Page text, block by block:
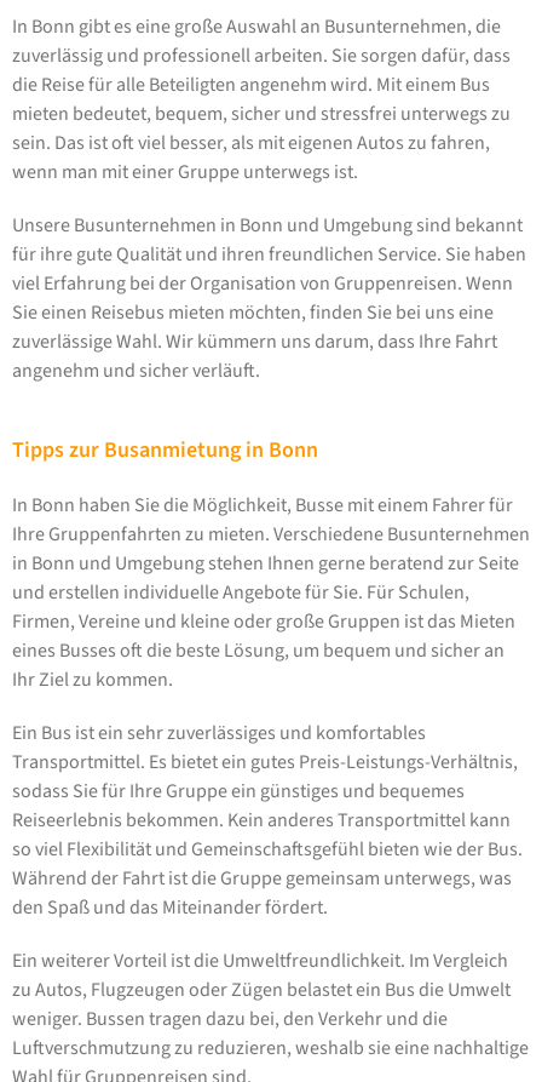
In Bonn gibt es eine große Auswahl an Busunternehmen, die
zuverlässig und professionell arbeiten. Sie sorgen dafür, dass
die Reise für alle Beteiligten angenehm wird. Mit einem Bus
mieten bedeutet, bequem, sicher und stressfrei unterwegs zu
sein. Das ist oft viel besser, als mit eigenen Autos zu fahren,
wenn man mit einer Gruppe unterwegs ist.
Unsere Busunternehmen in Bonn und Umgebung sind bekannt
für ihre gute Qualität und ihren freundlichen Service. Sie haben
viel Erfahrung bei der Organisation von Gruppenreisen. Wenn
Sie einen Reisebus mieten möchten, finden Sie bei uns eine
zuverlässige Wahl. Wir kümmern uns darum, dass Ihre Fahrt
angenehm und sicher verläuft.
Tipps zur Busanmietung in Bonn
In Bonn haben Sie die Möglichkeit, Busse mit einem Fahrer für
Ihre Gruppenfahrten zu mieten. Verschiedene Busunternehmen
in Bonn und Umgebung stehen Ihnen gerne beratend zur Seite
und erstellen individuelle Angebote für Sie. Für Schulen,
Firmen, Vereine und kleine oder große Gruppen ist das Mieten
eines Busses oft die beste Lösung, um bequem und sicher an
Ihr Ziel zu kommen.
Ein Bus ist ein sehr zuverlässiges und komfortables
Transportmittel. Es bietet ein gutes Preis-Leistungs-Verhältnis,
sodass Sie für Ihre Gruppe ein günstiges und bequemes
Reiseerlebnis bekommen. Kein anderes Transportmittel kann
so viel Flexibilität und Gemeinschaftsgefühl bieten wie der Bus.
Während der Fahrt ist die Gruppe gemeinsam unterwegs, was
den Spaß und das Miteinander fördert.
Ein weiterer Vorteil ist die Umweltfreundlichkeit. Im Vergleich
zu Autos, Flugzeugen oder Zügen belastet ein Bus die Umwelt
weniger. Bussen tragen dazu bei, den Verkehr und die
Luftverschmutzung zu reduzieren, weshalb sie eine nachhaltige